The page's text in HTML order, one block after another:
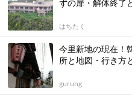
ずの扉・解体終了
はちたく
今里新地の現在！
所と地図・行き方
gurung